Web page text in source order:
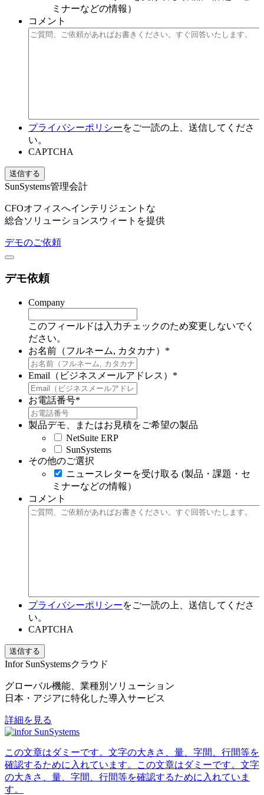
ミナーなどの情報）
コメント
プライバシーポリシーをご一読の上、送信してくださ
い。
CAPTCHA
SunSystems管理会計
CFOオフィスへインテリジェントな
総合ソリューションスウィートを提供
デモのご依頼
デモ依頼
Company
このフィールドは入力チェックのため変更しないでく
ださい。
お名前（フルネーム, カタカナ） *
Email（ビジネスメールアドレス） *
お電話番号*
製品デモ、またはお見積をご希望の製品
NetSuite ERP
SunSystems
その他のご選択
ニュースレターを受け取る (製品・課題・セ
ミナーなどの情報）
コメント
プライバシーポリシーをご一読の上、送信してくださ
い。
CAPTCHA
Infor SunSystemsクラウド
グローバル機能、業種別ソリューション
日本・アジアに特化した導入サービス
詳細を見る
この文章はダミーです。文字の大きさ、量、字間、行間等を
確認するために入れています。この文章はダミーです。文字
の大きさ、量、字間、行間等を確認するために入れていま
す。